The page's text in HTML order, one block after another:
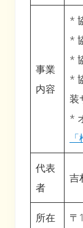
事業
内容
*
*
*
*
装
*
代表
者
吉
所在
〒